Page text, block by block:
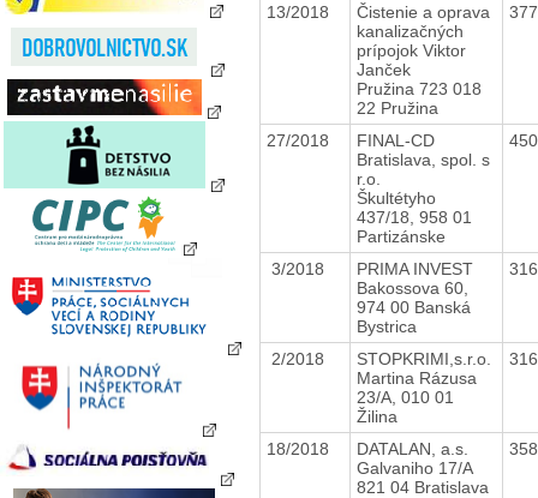
13/2018
Čistenie a oprava
kanalizačných
prípojok Viktor
Janček
Pružina 723 018
22 Pružina
27/2018
FINAL-CD
Bratislava, spol. s
r.o.
Škultétyho
437/18, 958 01
Partizánske
3/2018
PRIMA INVEST
Bakossova 60,
974 00 Banská
Bystrica
2/2018
STOPKRIMI,s.r.o.
Martina Rázusa
23/A, 010 01
Žilina
18/2018
DATALAN, a.s.
Galvaniho 17/A
821 04 Bratislava